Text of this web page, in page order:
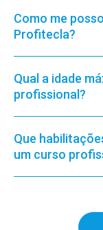
Como me
Profitecla?
Qual a idade
profissional?
Que
um curso